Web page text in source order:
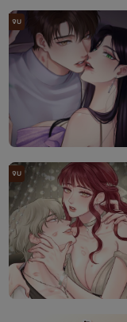
จบ
จบ